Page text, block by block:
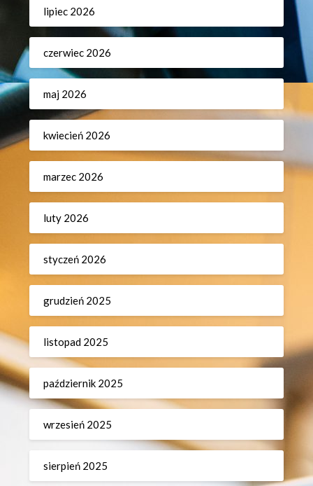
lipiec 2026
czerwiec 2026
maj 2026
kwiecień 2026
marzec 2026
luty 2026
styczeń 2026
grudzień 2025
listopad 2025
październik 2025
wrzesień 2025
sierpień 2025